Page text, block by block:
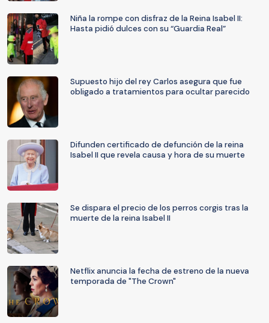
Niña la rompe con disfraz de la Reina Isabel II:
Hasta pidió dulces con su “Guardia Real”
Supuesto hijo del rey Carlos asegura que fue
obligado a tratamientos para ocultar parecido
Difunden certificado de defunción de la reina
Isabel II que revela causa y hora de su muerte
Se dispara el precio de los perros corgis tras la
muerte de la reina Isabel II
Netflix anuncia la fecha de estreno de la nueva
temporada de "The Crown"